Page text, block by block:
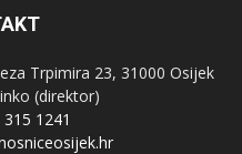
Trpimira 23, 31000 Osijek
(direktor)
1241